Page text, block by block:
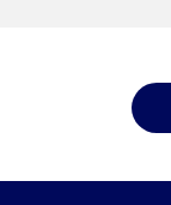
com E-